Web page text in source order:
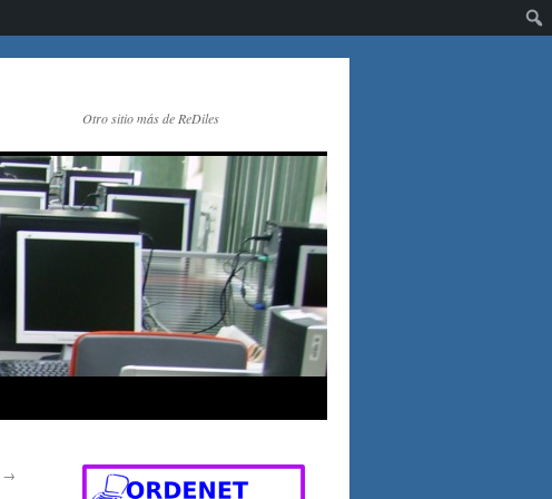
Otro sitio más de ReDiles
→